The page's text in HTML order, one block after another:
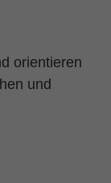
orientieren
und